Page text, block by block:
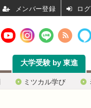
ミツカル学び
大学受験 by 東進
ロ